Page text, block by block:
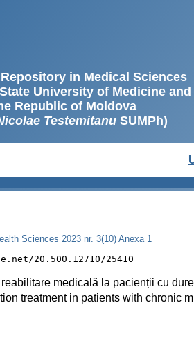
in Medical Sciences
University of Medicine
Republic of Moldova
TestemitanuSUMPh)
Sciences 2023 nr. 3(10) Anexa 1
20.500.12710/25410
medicală la pacienții cu
treatment in patients with chronic